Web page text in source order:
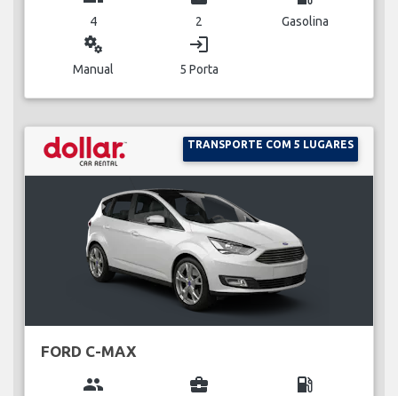
4 2 Gasolina
miscellaneous_services
Manual
login
5 Porta
TRANSPORTE COM 5 LUGARES
FORD C-MAX
group business_center local_gas_station